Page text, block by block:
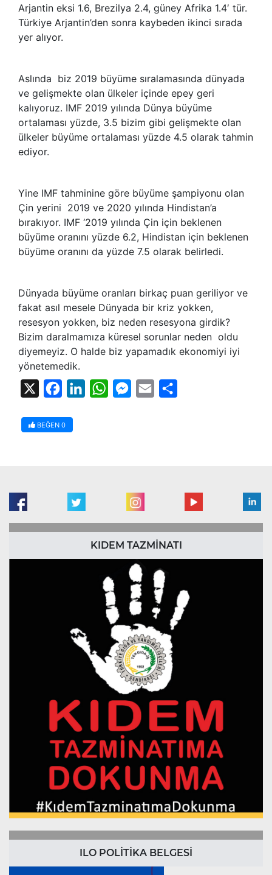
Arjantin eksi 1.6, Brezilya 2.4, güney Afrika 1.4′ tür.
Türkiye Arjantin’den sonra kaybeden ikinci sırada
yer alıyor.
Aslında biz 2019 büyüme sıralamasında dünyada
ve gelişmekte olan ülkeler içinde epey geri
kalıyoruz. IMF 2019 yılında Dünya büyüme
ortalaması yüzde, 3.5 bizim gibi gelişmekte olan
ülkeler büyüme ortalaması yüzde 4.5 olarak tahmin
ediyor.
Yine IMF tahminine göre büyüme şampiyonu olan
Çin yerini 2019 ve 2020 yılında Hindistan’a
bırakıyor. IMF ‘2019 yılında Çin için beklenen
büyüme oranını yüzde 6.2, Hindistan için beklenen
büyüme oranını da yüzde 7.5 olarak belirledi.
Dünyada büyüme oranları birkaç puan geriliyor ve
fakat asıl mesele Dünyada bir kriz yokken,
resesyon yokken, biz neden resesyona girdik?
Bizim daralmamıza küresel sorunlar neden oldu
diyemeyiz. O halde biz yapamadık ekonomiyi iyi
yönetemedik.
FacebookLinkedInWhatsAppMessenger
Email
BEĞEN 0
KIDEM TAZMİNATI
ILO POLİTİKA BELGESİ